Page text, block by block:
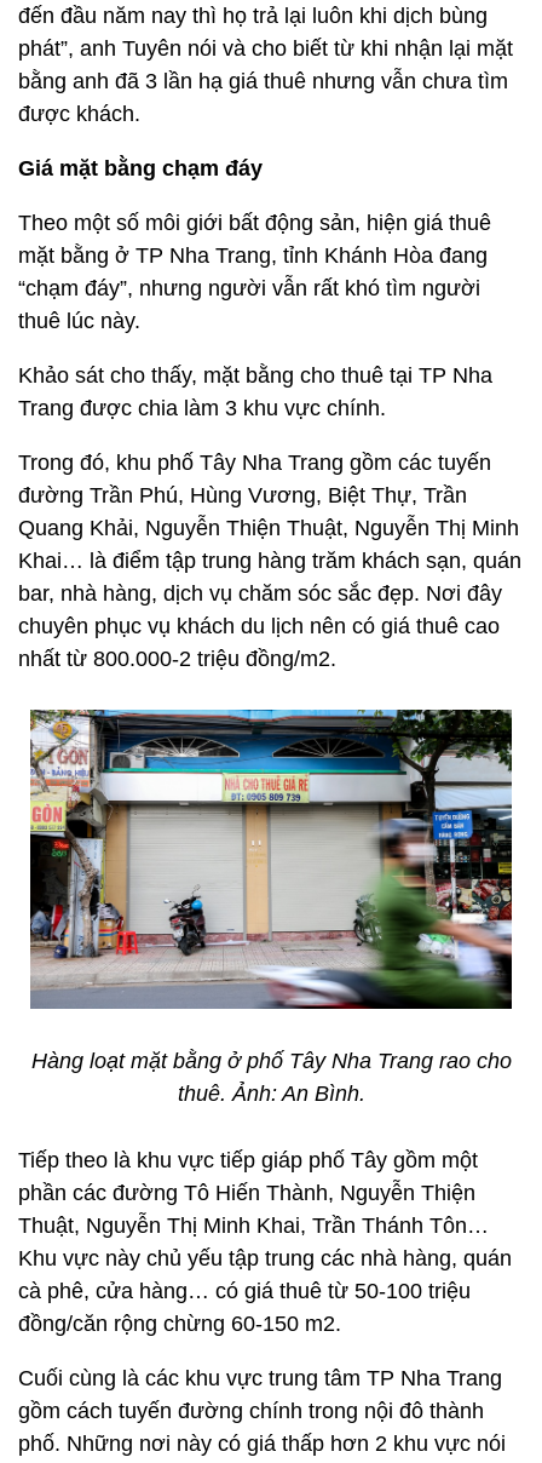
đến đầu năm nay thì họ trả lại luôn khi dịch bùng
phát”, anh Tuyên nói và cho biết từ khi nhận lại mặt
bằng anh đã 3 lần hạ giá thuê nhưng vẫn chưa tìm
được khách.
Giá mặt bằng chạm đáy
Theo một số môi giới bất động sản, hiện giá thuê
mặt bằng ở TP Nha Trang, tỉnh Khánh Hòa đang
“chạm đáy”, nhưng người vẫn rất khó tìm người
thuê lúc này.
Khảo sát cho thấy, mặt bằng cho thuê tại TP Nha
Trang được chia làm 3 khu vực chính.
Trong đó, khu phố Tây Nha Trang gồm các tuyến
đường Trần Phú, Hùng Vương, Biệt Thự, Trần
Quang Khải, Nguyễn Thiện Thuật, Nguyễn Thị Minh
Khai… là điểm tập trung hàng trăm khách sạn, quán
bar, nhà hàng, dịch vụ chăm sóc sắc đẹp. Nơi đây
chuyên phục vụ khách du lịch nên có giá thuê cao
nhất từ 800.000-2 triệu đồng/m2.
Hàng loạt mặt bằng ở phố Tây Nha Trang rao cho
thuê. Ảnh: An Bình.
Tiếp theo là khu vực tiếp giáp phố Tây gồm một
phần các đường Tô Hiến Thành, Nguyễn Thiện
Thuật, Nguyễn Thị Minh Khai, Trần Thánh Tôn…
Khu vực này chủ yếu tập trung các nhà hàng, quán
cà phê, cửa hàng… có giá thuê từ 50-100 triệu
đồng/căn rộng chừng 60-150 m2.
Cuối cùng là các khu vực trung tâm TP Nha Trang
gồm cách tuyến đường chính trong nội đô thành
phố. Những nơi này có giá thấp hơn 2 khu vực nói